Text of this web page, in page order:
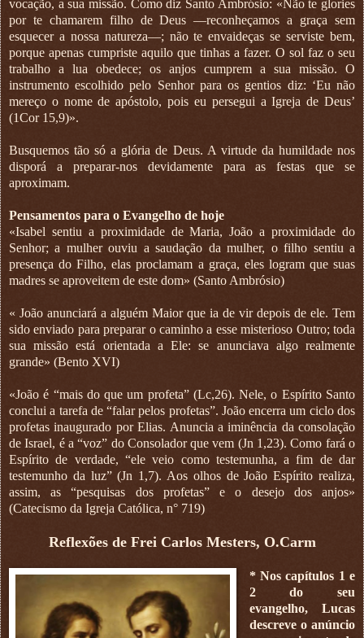
vocação, a sua missão. Como diz Santo Ambrósio: «Não te glories
por te chamarem filho de Deus —reconheçamos a graça sem
esquecer a nossa natureza—; não te envaideças se serviste bem,
porque apenas cumpriste aquilo que tinhas a fazer. O sol faz o seu
trabalho a lua obedece; os anjos cumprem a sua missão. O
instrumento escolhido pelo Senhor para os gentios diz: ‘Eu não
mereço o nome de apóstolo, pois eu persegui a Igreja de Deus’
(1Cor 15,9)».
Busquemos tão só a glória de Deus. A virtude da humildade nos
disporá a preparar-nos devidamente para as festas que se
aproximam.
Pensamentos para o Evangelho de hoje
«Isabel sentiu a proximidade de Maria, João a proximidade do
Senhor; a mulher ouviu a saudação da mulher, o filho sentiu a
presença do Filho, elas proclamam a graça, eles logram que suas
madres se aproveitem de este dom» (Santo Ambrósio)
« João anunciará a alguém Maior que ia de vir depois de ele. Tem
sido enviado para preparar o caminho a esse misterioso Outro; toda
sua missão está orientada a Ele: se anunciava algo realmente
grande» (Bento XVI)
«João é “mais do que um profeta” (Lc,26). Nele, o Espírito Santo
conclui a tarefa de “falar pelos profetas”. João encerra um ciclo dos
profetas inaugurado por Elias. Anuncia a iminência da consolação
de Israel, é a “voz” do Consolador que vem (Jn 1,23). Como fará o
Espírito de verdade, “ele veio como testemunha, a fim de dar
testemunho da luz” (Jn 1,7). Aos olhos de João Espírito realiza,
assim, as “pesquisas dos profetas” e o desejo dos anjos»
(Catecismo da Igreja Católica, n° 719)
Reflexões de Frei Carlos Mesters, O.Carm
* Nos capítulos 1 e
2 do seu
evangelho, Lucas
descreve o anúncio